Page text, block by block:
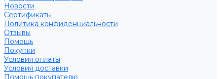
Новости
Сертификаты
Политика конфиденциальности
Отзывы
Помощь
Покупки
Условия оплаты
Условия доставки
Помощь покупателю